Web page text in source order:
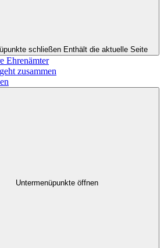
schließen Enthält die aktuelle Seite
Ehrenämter
zusammen
Untermenüpunkte öffnen